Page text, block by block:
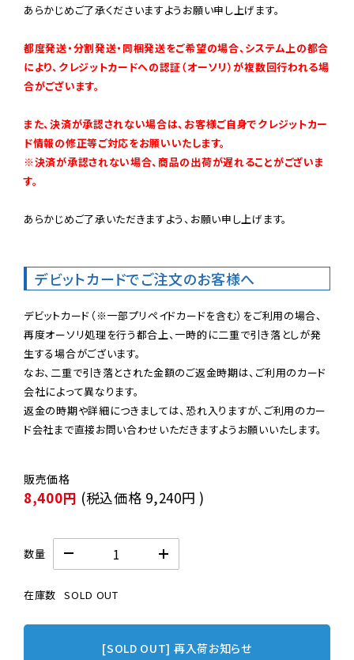
あらかじめご了承くださいますようお願い申し上げます。
都度発送・分割発送・同梱発送をご希望の場合、システム上の都合
により、クレジットカードへの認証（オーソリ）が複数回行われる場
合がございます。
また、決済が承認されない場合は、お客様ご自身でクレジットカー
ド情報の修正等ご対応をお願いいたします。
※決済が承認されない場合、商品の出荷が遅れることがございま
す。
あらかじめご了承いただきますよう、お願い申し上げます。
デビットカードでご注文のお客様へ
デビットカード（※一部プリペイドカードを含む）をご利用の場合、
再度オーソリ処理を行う都合上、一時的に二重で引き落としが発
生する場合がございます。
なお、二重で引き落とされた金額のご返金時期は、ご利用のカード
会社によって異なります。
返金の時期や詳細につきましては、恐れ入りますが、ご利用のカー
ド会社まで直接お問い合わせいただきますようお願いいたします。
8,400円 (税込価格 9,240円 )
数量
在庫数 SOLD OUT
[SOLD OUT] 再入荷お知らせ